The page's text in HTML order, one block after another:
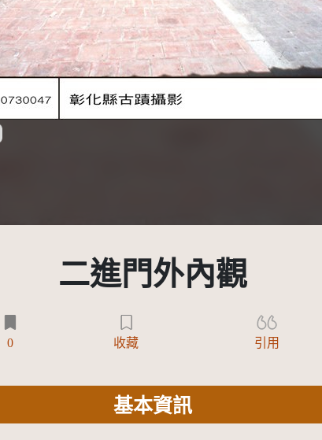
創用CC姓名標示-非商業性 3.0 台灣及其後版本(CC BY-NC 3.0 TW +)
二進門外內觀
0 收藏 引用
基本資訊